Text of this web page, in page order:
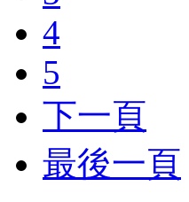
4
5
下一頁
最後一頁